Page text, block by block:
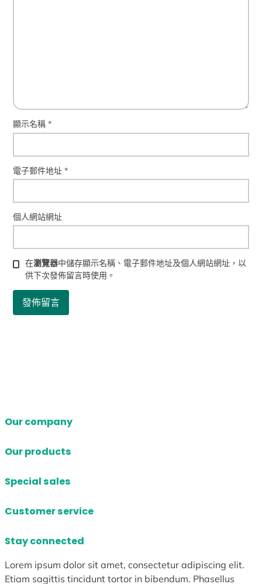
顯示名稱*
電子郵件地址*
個人網站網址
在瀏覽器中儲存顯示名稱、電子郵件地址及個人網站網址，以
供下次發佈留言時使用。
Our company
Our products
Special sales
Customer service
Stay connected
Lorem ipsum dolor sit amet, consectetur adipiscing elit.
Etiam sagittis tincidunt tortor in bibendum. Phasellus